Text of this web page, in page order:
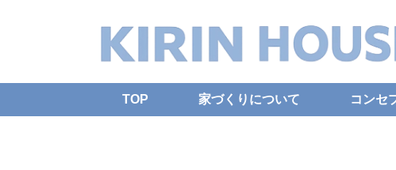
TOP 家づくりについて コンセ